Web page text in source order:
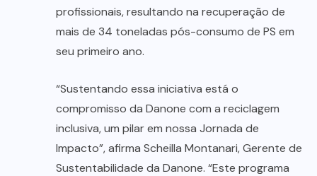
profissionais, resultando na recuperação de
mais de 34 toneladas pós-consumo de PS em
seu primeiro ano.
“Sustentando essa iniciativa está o
compromisso da Danone com a reciclagem
inclusiva, um pilar em nossa Jornada de
Impacto”, afirma Scheilla Montanari, Gerente de
Sustentabilidade da Danone. “Este programa